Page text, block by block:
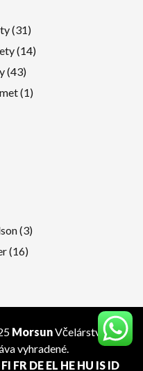
3131
výrobky
1414
4343
výrobky
11
33
1616
MorsunVčelárstvo
vyhradené.
FI FR DE EL HE HU IS ID